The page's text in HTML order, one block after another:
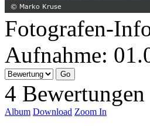
Fotografen-
Aufnahme:
4 Bewertungen
Album Download Zoom In